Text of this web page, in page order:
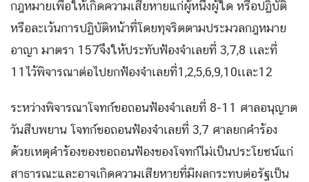
กฎหมายเพื่อให้เกิดความเสียหายแก่ผู้หนึ่งผู้ใด หรือปฏิบัติ
หรือละเว้นการปฏิบัติหน้าที่โดยทุจริตตามประมวลกฎหมาย
อาญา มาตรา 157จึงให้ประทับฟ้องจำเลยที่ 3,7,8 เเละที่
11ไว้พิจารณาต่อไปยกฟ้องจำเลยที่1,2,5,6,9,10เเละ12
ระหว่างพิจารณาโจทก์ขอถอนฟ้องจำเลยที่ 8-11 ศาลอนุญาต
วันสืบพยาน โจทก์ขอถอนฟ้องจำเลยที่ 3,7 ศาลยกคำร้อง
ด้วยเหตุคำร้องของขอถอนฟ้องของโจทก์ไม่เป็นประโยชน์แก่
สาธารณะและอาจเกิดความเสียหายที่มีผลกระทบต่อรัฐเป็น